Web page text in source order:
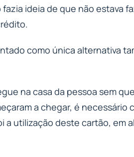
ideia de que não estava
como única alternativa
na casa da pessoa sem
a chegar, é necessário
a utilização deste cartão, em